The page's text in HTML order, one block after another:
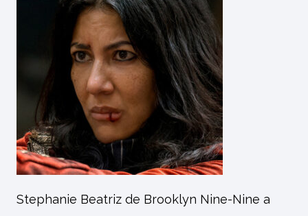
Stephanie Beatriz de Brooklyn Nine-Nine a